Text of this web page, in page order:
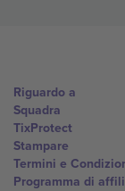
Riguardo a
Squadra
TixProtect
Stampare
Termini e
Programma di